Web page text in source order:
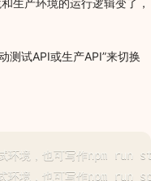
生产环境的运行逻辑变了，
测试API或生产API”来切换
境，也可写作npm run
境，也可写作npm run